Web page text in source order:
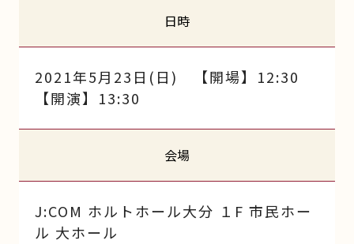
日時
2021年5月23日(日) 【開場】12:30
【開演】13:30
会場
J:COM ホルトホール大分 １F 市民ホー
ル 大ホール